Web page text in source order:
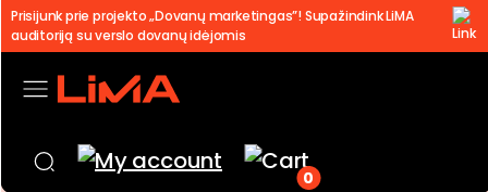
Prisijunk prie projekto „Dovanų marketingas”! Supažindink LiMA
auditoriją su verslo dovanų idėjomis
0